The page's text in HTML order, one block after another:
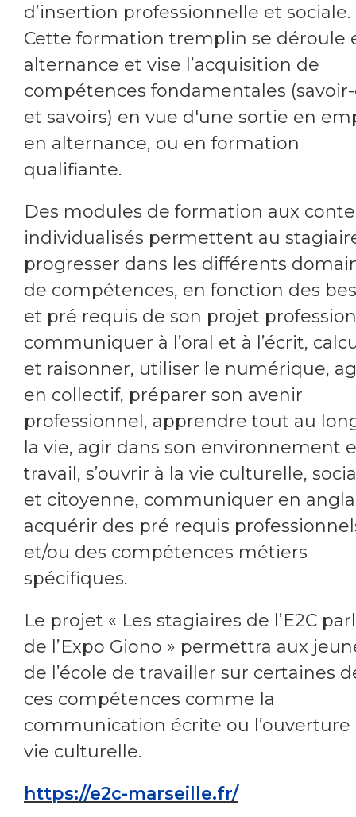
d’insertion professionnelle et sociale.
Cette formation tremplin se déroule
alternance et vise l’acquisition de
compétences fondamentales
et savoirs) en vue d'une sortie en
en alternance, ou en formation
qualifiante.
Des modules de formation aux
individualisés permettent au
progresser dans les différents
de compétences, en fonction des
et pré requis de son projet
communiquer à l’oral et à l’écrit,
et raisonner, utiliser le numérique,
en collectif, préparer son avenir
professionnel, apprendre tout au
la vie, agir dans son environnement
travail, s’ouvrir à la vie culturelle,
et citoyenne, communiquer en
acquérir des pré requis
et/ou des compétences métiers
spécifiques.
Le projet « Les stagiaires de l’E2C
de l’Expo Giono » permettra aux
de l’école de travailler sur certaines
ces compétences comme la
communication écrite ou l’ouverture
vie culturelle.
https://e2c-marseille.fr/